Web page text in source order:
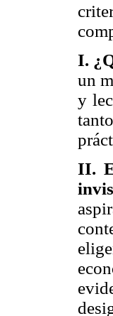
I.
un
y
II.